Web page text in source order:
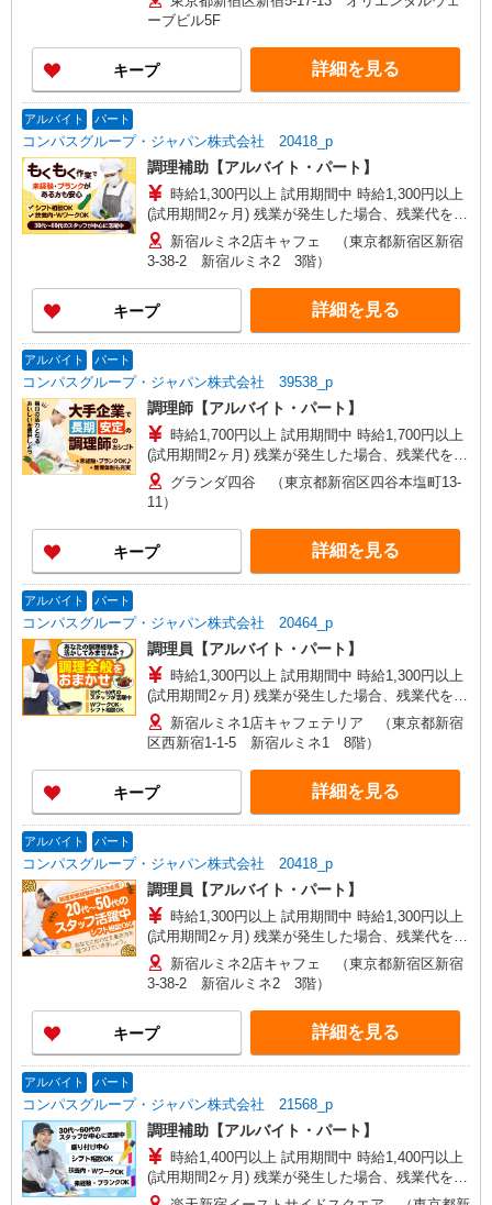
は前後する場合有 ※22:00以降は時給25％UP ◆プ
レオープンから2ヶ月間基本給より＋200円UP※研
修中は除く ◆土・日・祝日は時給50円UP ※研修
時間（50h）は時給1226円
ーブビル5F
キープ 詳細を見る
アルバイト パート
コンパスグループ・ジャパン株式会社 20418_p
調理補助【アルバイト・パート】
時給1,300円以上 試用期間中 時給1,300円以上
(試用期間2ヶ月) 残業が発生した場合、残業代を1
分単位で別途支給します。
新宿ルミネ2店キャフェ （東京都新宿区新宿
3-38-2 新宿ルミネ2 3階）
キープ 詳細を見る
アルバイト パート
コンパスグループ・ジャパン株式会社 39538_p
調理師【アルバイト・パート】
時給1,700円以上 試用期間中 時給1,700円以上
(試用期間2ヶ月) 残業が発生した場合、残業代を1
分単位で別途支給します。
グランダ四谷 （東京都新宿区四谷本塩町13-
11）
キープ 詳細を見る
アルバイト パート
コンパスグループ・ジャパン株式会社 20464_p
調理員【アルバイト・パート】
時給1,300円以上 試用期間中 時給1,300円以上
(試用期間2ヶ月) 残業が発生した場合、残業代を1
分単位で別途支給します。
新宿ルミネ1店キャフェテリア （東京都新宿
区西新宿1-1-5 新宿ルミネ1 8階）
キープ 詳細を見る
アルバイト パート
コンパスグループ・ジャパン株式会社 20418_p
調理員【アルバイト・パート】
時給1,300円以上 試用期間中 時給1,300円以上
(試用期間2ヶ月) 残業が発生した場合、残業代を1
分単位で別途支給します。
新宿ルミネ2店キャフェ （東京都新宿区新宿
3-38-2 新宿ルミネ2 3階）
キープ 詳細を見る
アルバイト パート
コンパスグループ・ジャパン株式会社 21568_p
調理補助【アルバイト・パート】
時給1,400円以上 試用期間中 時給1,400円以上
(試用期間2ヶ月) 残業が発生した場合、残業代を1
分単位で別途支給します。